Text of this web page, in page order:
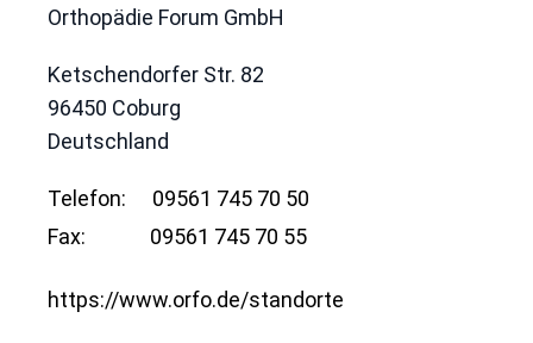
Orthopädie Forum GmbH
Ketschendorfer Str. 82
96450 Coburg
Deutschland
Telefon:
09561 745 70 50
Fax:
09561 745 70 55
https://www.orfo.de/standorte